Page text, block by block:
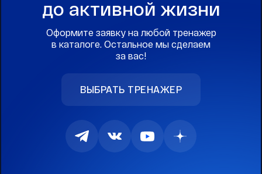
до активной жизни
Оформите заявку на любой тренажер
в каталоге. Остальное мы сделаем
за вас!
ВЫБРАТЬ ТРЕНАЖЕР